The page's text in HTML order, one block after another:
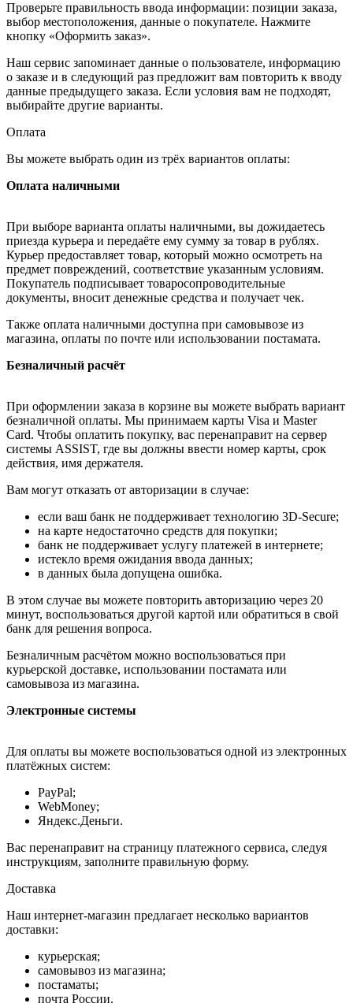
Проверьте правильность ввода информации: позиции заказа,
выбор местоположения, данные о покупателе. Нажмите
кнопку «Оформить заказ».
Наш сервис запоминает данные о пользователе, информацию
о заказе и в следующий раз предложит вам повторить к вводу
данные предыдущего заказа. Если условия вам не подходят,
выбирайте другие варианты.
Оплата
Вы можете выбрать один из трёх вариантов оплаты:
Оплата наличными
При выборе варианта оплаты наличными, вы дожидаетесь
приезда курьера и передаёте ему сумму за товар в рублях.
Курьер предоставляет товар, который можно осмотреть на
предмет повреждений, соответствие указанным условиям.
Покупатель подписывает товаросопроводительные
документы, вносит денежные средства и получает чек.
Также оплата наличными доступна при самовывозе из
магазина, оплаты по почте или использовании постамата.
Безналичный расчёт
При оформлении заказа в корзине вы можете выбрать вариант
безналичной оплаты. Мы принимаем карты Visa и Master
Card. Чтобы оплатить покупку, вас перенаправит на сервер
системы ASSIST, где вы должны ввести номер карты, срок
действия, имя держателя.
Вам могут отказать от авторизации в случае:
если ваш банк не поддерживает технологию 3D-Secure;
на карте недостаточно средств для покупки;
банк не поддерживает услугу платежей в интернете;
истекло время ожидания ввода данных;
в данных была допущена ошибка.
В этом случае вы можете повторить авторизацию через 20
минут, воспользоваться другой картой или обратиться в свой
банк для решения вопроса.
Безналичным расчётом можно воспользоваться при
курьерской доставке, использовании постамата или
самовывоза из магазина.
Электронные системы
Для оплаты вы можете воспользоваться одной из электронных
платёжных систем:
PayPal;
WebMoney;
Яндекс.Деньги.
Вас перенаправит на страницу платежного сервиса, следуя
инструкциям, заполните правильную форму.
Доставка
Наш интернет-магазин предлагает несколько вариантов
доставки:
курьерская;
самовывоз из магазина;
постаматы;
почта России.